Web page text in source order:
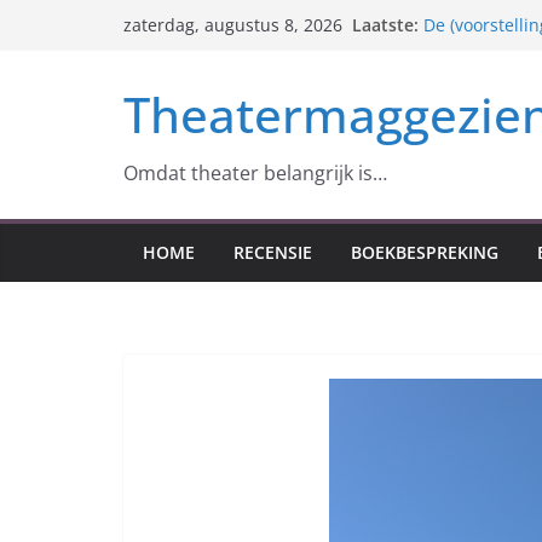
zaterdag, augustus 8, 2026 Laatste: De
identiteit
Anton
Roger Arteel –
Omdat theater belangrijk is…
HOME RECENSIE BOEKBESPREKING